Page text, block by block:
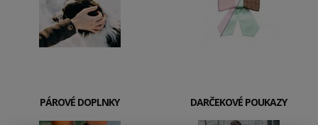
PÁROVÉ DOPLNKY DARČEKOVÉ POUKAZY